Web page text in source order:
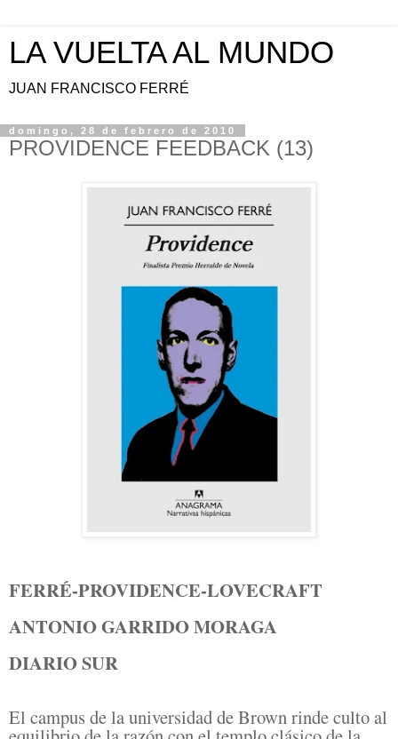
LA VUELTA AL MUNDO
JUAN FRANCISCO FERRÉ
domingo, 28 de febrero de 2010
PROVIDENCE FEEDBACK (13)
FERRÉ-PROVIDENCE-LOVECRAFT
ANTONIO GARRIDO MORAGA
DIARIO SUR
El campus de la universidad de Brown rinde culto al